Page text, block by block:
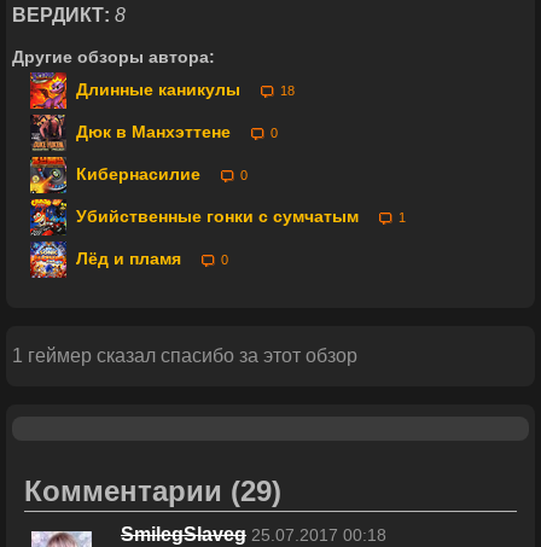
ВЕРДИКТ: 8
Другие обзоры автора:
Длинные каникулы
18
Дюк в Манхэттене 0
Кибернасилие 0
Убийственные гонки с сумчатым 1
Лёд и пламя 0
1 геймер сказал спасибо за этот обзор
Комментарии (29)
SmilegSlaveg 25.07.2017 00:18